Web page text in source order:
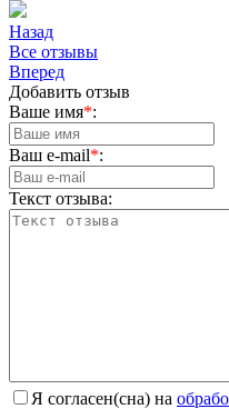
Назад
Вce отзывы
Вперед
Добавить отзыв
Ваше имя*:
Ваш e-mail*:
Текст отзыва:
Я согласен(сна) на